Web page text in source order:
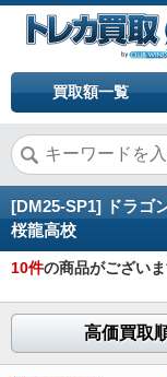
買取額一覧
[DM25-SP1] ドラゴ
桜龍高校
10件の商品がございま
高価買取